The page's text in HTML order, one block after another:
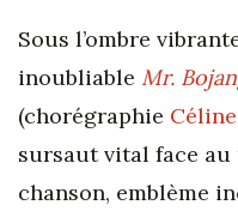
Sous l’ombre
inoubliable Mr.
(chorégraphie
sursaut vital face
chanson, emblème